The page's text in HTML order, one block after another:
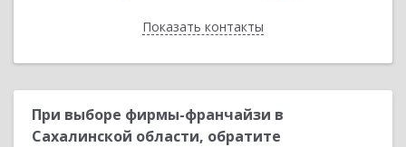
Показать контакты
Назад
При выборе фирмы-франчайзи в
Сахалинской области, обратите